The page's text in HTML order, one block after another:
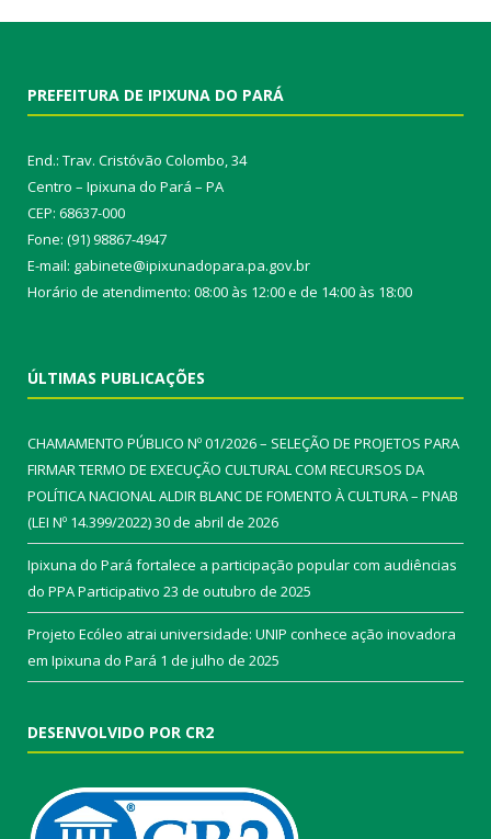
PREFEITURA DE IPIXUNA DO PARÁ
End.: Trav. Cristóvão Colombo, 34
Centro – Ipixuna do Pará – PA
CEP: 68637-000
Fone: (91) 98867-4947
E-mail: gabinete@ipixunadopara.pa.gov.br
Horário de atendimento: 08:00 às 12:00 e de 14:00 às 18:00
ÚLTIMAS PUBLICAÇÕES
CHAMAMENTO PÚBLICO Nº 01/2026 – SELEÇÃO DE PROJETOS PARA
FIRMAR TERMO DE EXECUÇÃO CULTURAL COM RECURSOS DA
POLÍTICA NACIONAL ALDIR BLANC DE FOMENTO À CULTURA – PNAB
(LEI Nº 14.399/2022)30 de abril de 2026
Ipixuna do Pará fortalece a participação popular com audiências
do PPA Participativo 23 de outubro de 2025
Projeto Ecóleo atrai universidade: UNIP conhece ação inovadora
em Ipixuna do Pará 1 de julho de 2025
DESENVOLVIDO POR CR2